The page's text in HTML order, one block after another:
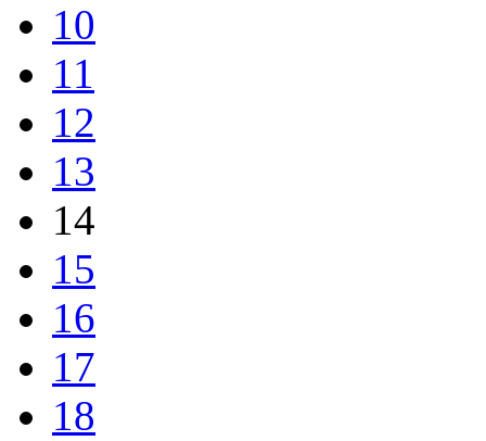
10
11
12
13
14
15
16
17
18